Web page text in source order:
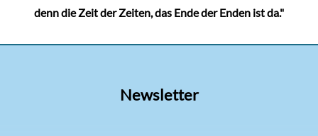
denn die Zeit der Zeiten, das Ende der Enden ist da."
Newsletter